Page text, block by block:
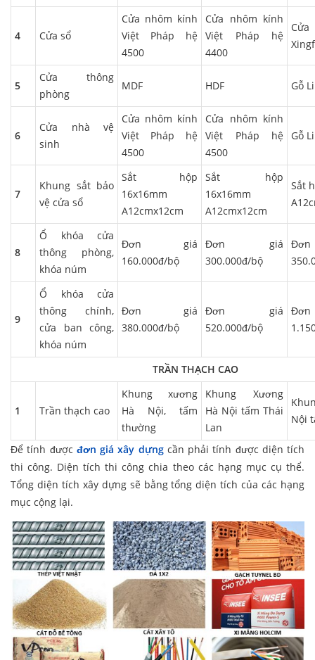
4 Cửa sổ
Cửa nhôm kính
Việt Pháp hệ
4500
Cửa nhôm kính
Việt Pháp hệ
4400
5
Cửa thông
phòng
MDF HDF Gỗ
6
Cửa nhà vệ
sinh
Cửa nhôm kính
Việt Pháp hệ
4500
Cửa nhôm kính
Việt Pháp hệ
4500
Gỗ
7
Khung sắt bảo
vệ cửa sổ
Sắt hộp
16x16mm
A12cmx12cm
Sắt hộp
16x16mm
A12cmx12cm
Sắt
8
Ổ khóa cửa
thông phòng,
khóa núm
Đơn giá
160.000đ/bộ
Đơn giá
300.000đ/bộ
9
Ổ khóa cửa
thông chính,
cửa ban công,
khóa núm
Đơn giá
380.000đ/bộ
Đơn giá
520.000đ/bộ
TRẦN THẠCH CAO
1 Trần thạch cao
Khung xương
Hà Nội, tấm
thường
Khung Xương
Hà Nội tấm Thái
Lan
Nội
Để tính được đơn giá xây dựngcần phải tính được diện tích
thi công. Diện tích thi công chia theo các hạng mục cụ thể.
Tổng diện tích xây dựng sẽ bằng tổng diện tích của các hạng
mục cộng lại.